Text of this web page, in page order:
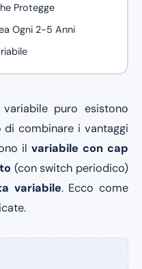
Protegge
Ogni 2-5 Anni
puro esistono
di combinare i vantaggi
il variabile con cap
(con switch periodico)
variabile. Ecco come